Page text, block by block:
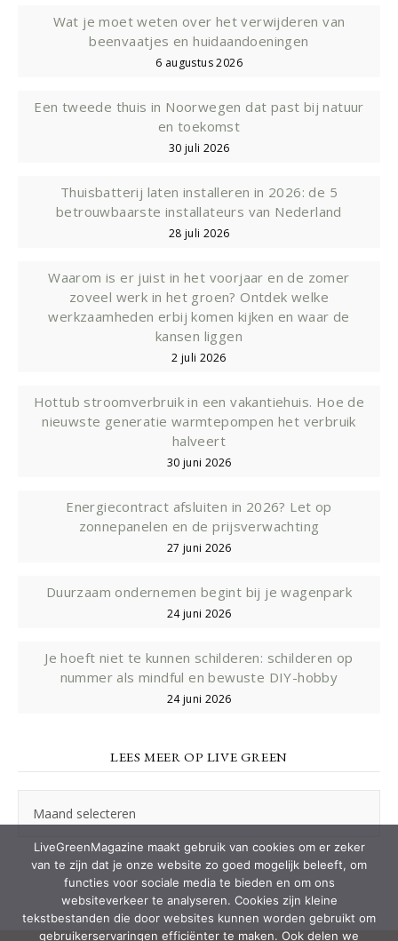
Wat je moet weten over het verwijderen van
beenvaatjes en huidaandoeningen
6 augustus 2026
Een tweede thuis in Noorwegen dat past bij natuur
en toekomst
30 juli 2026
Thuisbatterij laten installeren in 2026: de 5
betrouwbaarste installateurs van Nederland
28 juli 2026
Waarom is er juist in het voorjaar en de zomer
zoveel werk in het groen? Ontdek welke
werkzaamheden erbij komen kijken en waar de
kansen liggen
2 juli 2026
Hottub stroomverbruik in een vakantiehuis. Hoe de
nieuwste generatie warmtepompen het verbruik
halveert
30 juni 2026
Energiecontract afsluiten in 2026? Let op
zonnepanelen en de prijsverwachting
27 juni 2026
Duurzaam ondernemen begint bij je wagenpark
24 juni 2026
Je hoeft niet te kunnen schilderen: schilderen op
nummer als mindful en bewuste DIY-hobby
24 juni 2026
LEES MEER OP LIVE GREEN
meer
Live
LiveGreenMagazine maakt gebruik van cookies om er zeker
van te zijn dat je onze website zo goed mogelijk beleeft, om
functies voor sociale media te bieden en om ons
websiteverkeer te analyseren. Cookies zijn kleine
tekstbestanden die door websites kunnen worden gebruikt om
gebruikerservaringen efficiënter te maken. Ook delen we